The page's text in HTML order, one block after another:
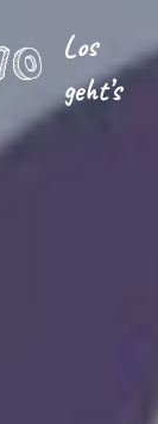
Los
geht’s